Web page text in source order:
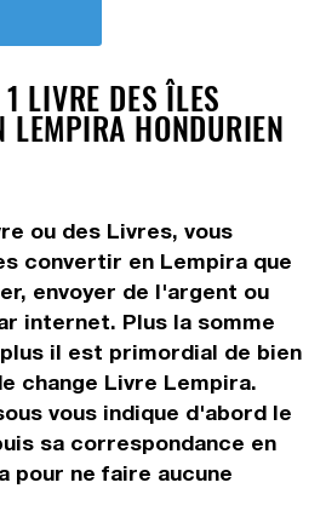
LIVRE DES ÎLES
LEMPIRA HONDURIEN
ou des Livres, vous
convertir en Lempira que
envoyer de l'argent ou
internet. Plus la somme
il est primordial de bien
change Livre Lempira.
vous indique d'abord le
sa correspondance en
pour ne faire aucune